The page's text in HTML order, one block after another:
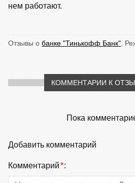
нем работают.
Отзывы о банке "Тинькофф Банк" ,
КОММЕНТАРИИ К
Пока
Добавить комментарий
Комментарий*: